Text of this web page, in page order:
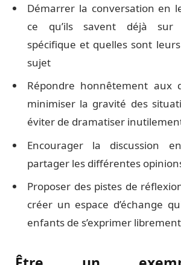
Démarrer la conversation en
ce qu’ils savent déjà sur
spécifique et quelles sont
sujet
Répondre honnêtement aux
minimiser la gravité des
éviter de dramatiser
Encourager la discussion
partager les différentes
Proposer des pistes de
créer un espace d’échange
enfants de s’exprimer